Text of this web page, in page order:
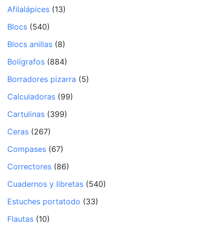
Afilalápices (13)
Blocs (540)
Blocs anillas (8)
Bolígrafos (884)
Borradores pizarra (5)
Calculadoras (99)
Cartulinas (399)
Ceras (267)
Compases (67)
Correctores (86)
Cuadernos y libretas (540)
Estuches portatodo (33)
Flautas (10)